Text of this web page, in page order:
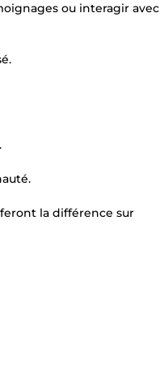
ou interagir avec
la différence sur